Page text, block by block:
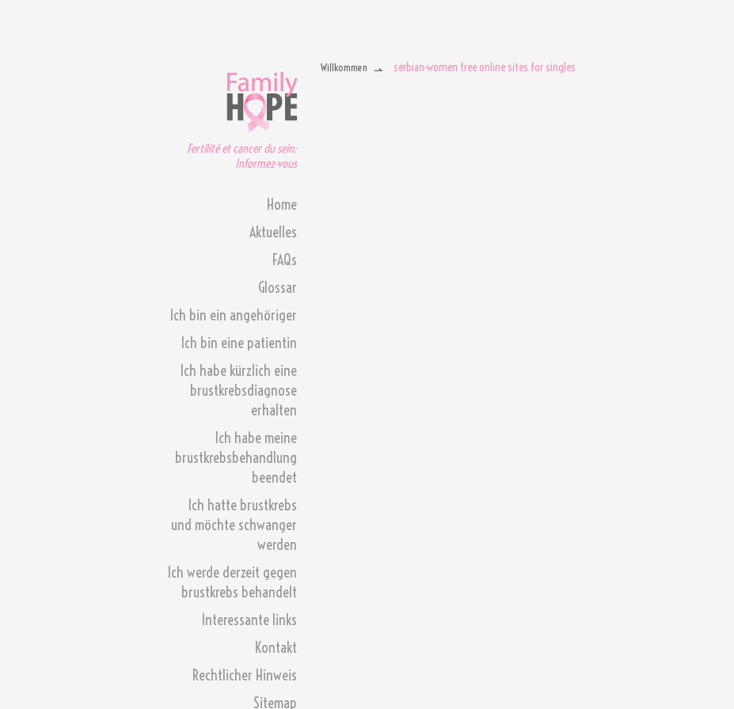
Fertilité et cancer du sein:
Informez-vous
Home
Aktuelles
FAQs
Glossar
Ich bin ein angehöriger
Ich bin eine patientin
Ich habe kürzlich eine
brustkrebsdiagnose
erhalten
Ich habe meine
brustkrebsbehandlung
beendet
Ich hatte brustkrebs
und möchte schwanger
werden
Ich werde derzeit gegen
brustkrebs behandelt
Interessante links
Kontakt
Rechtlicher Hinweis
Sitemap
Willkommen serbian-women free online sites for singles